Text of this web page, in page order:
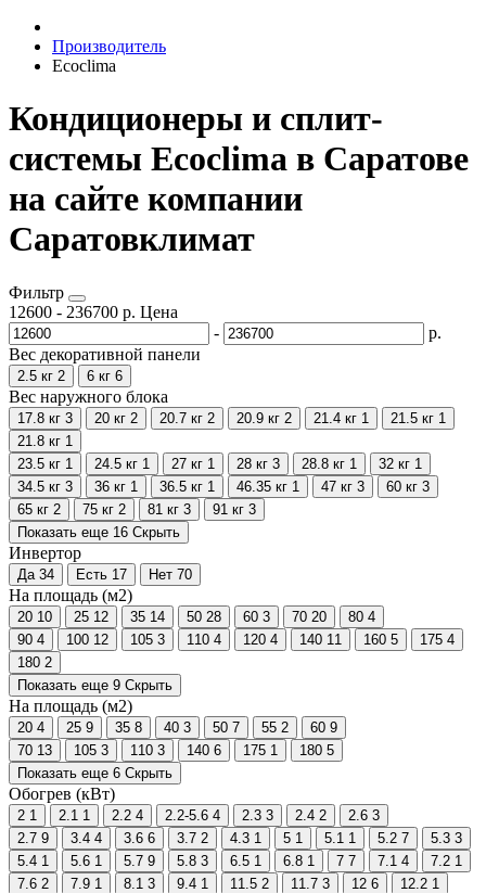
Производитель
Ecoclima
Кондиционеры и сплит-
системы Ecoclima в Саратове
на сайте компании
Саратовклимат
Фильтр
12600 - 236700 р. Цена
-
р.
Вес декоративной панели
2.5 кг 2 6 кг 6
Вес наружного блока
17.8 кг 3 20 кг 2 20.7 кг 2 20.9 кг 2 21.4 кг 1 21.5 кг 1
21.8 кг 1
23.5 кг 1 24.5 кг 1 27 кг 1 28 кг 3 28.8 кг 1 32 кг 1
34.5 кг 3 36 кг 1 36.5 кг 1 46.35 кг 1 47 кг 3 60 кг 3
65 кг 2 75 кг 2 81 кг 3 91 кг 3
Показать еще 16 Скрыть
Инвертор
Да 34 Есть 17 Нет 70
На площадь (м2)
20 10 25 12 35 14 50 28 60 3 70 20 80 4
90 4 100 12 105 3 110 4 120 4 140 11 160 5 175 4
180 2
Показать еще 9 Скрыть
На площадь (м2)
20 4 25 9 35 8 40 3 50 7 55 2 60 9
70 13 105 3 110 3 140 6 175 1 180 5
Показать еще 6 Скрыть
Обогрев (кВт)
2 1 2.1 1 2.2 4 2.2-5.6 4 2.3 3 2.4 2 2.6 3
2.7 9 3.4 4 3.6 6 3.7 2 4.3 1 5 1 5.1 1 5.2 7 5.3 3
5.4 1 5.6 1 5.7 9 5.8 3 6.5 1 6.8 1 7 7 7.1 4 7.2 1
7.6 2 7.9 1 8.1 3 9.4 1 11.5 2 11.7 3 12 6 12.2 1